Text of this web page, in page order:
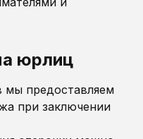
юрлиц
мы предоставляем
при заключении